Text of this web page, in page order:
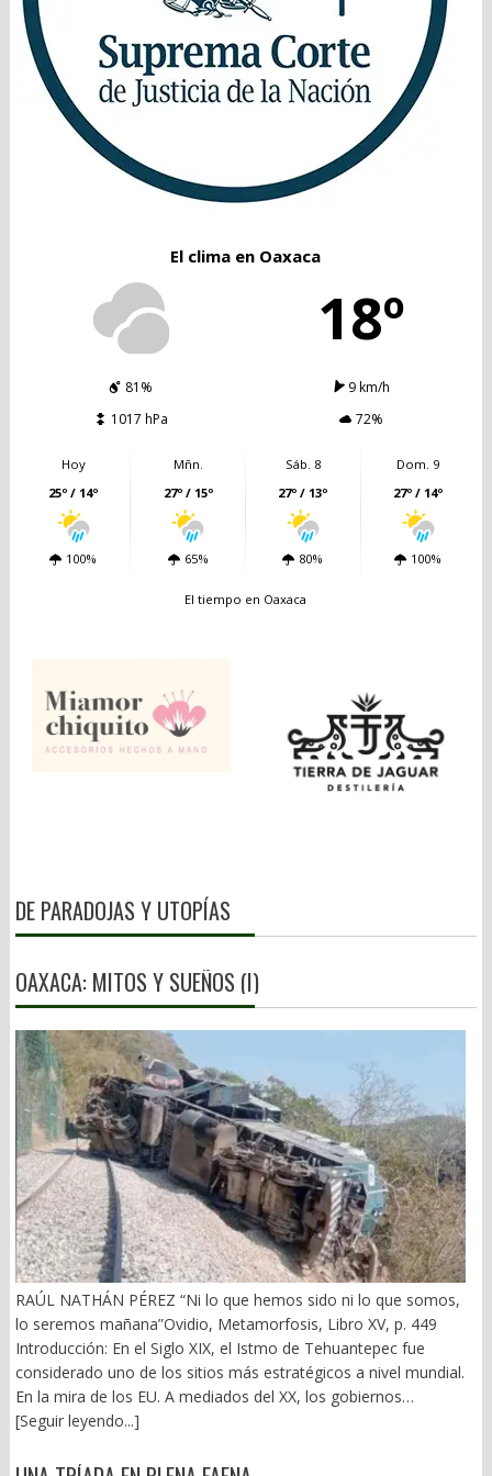
El clima en Oaxaca
18º
81%
9 km/h
1017 hPa
72%
Hoy
25º / 14º
100%
Mñn.
27º / 15º
65%
Sáb. 8
27º / 13º
80%
Dom. 9
27º / 14º
100%
El tiempo en Oaxaca
DE PARADOJAS Y UTOPÍAS
OAXACA: MITOS Y SUEÑOS (I)
RAÚL NATHÁN PÉREZ “Ni lo que hemos sido ni lo que somos,
lo seremos mañana”Ovidio, Metamorfosis, Libro XV, p. 449
Introducción: En el Siglo XIX, el Istmo de Tehuantepec fue
considerado uno de los sitios más estratégicos a nivel mundial.
En la mira de los EU. A mediados del XX, los gobiernos
emanados del PRI iniciaron una serie de proyectos, todos
Transístmico, Proyecto Alfa-Omega, Plan Puebla-Panamá y
[Seguir leyendo...]